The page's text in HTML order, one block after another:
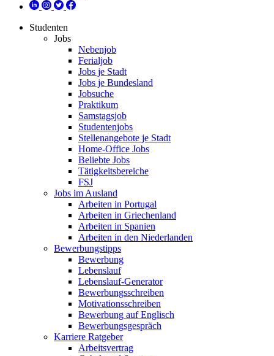
Studenten
Jobs
Nebenjob
Ferialjob
Jobs je Stadt
Jobs je Bundesland
Jobsuche
Praktikum
Samstagsjob
Studentenjobs
Stellenangebote je Stadt
Home-Office Jobs
Beliebte Jobs
Tätigkeitsbereiche
FSJ
Jobs im Ausland
Arbeiten in Portugal
Arbeiten in Griechenland
Arbeiten in Spanien
Arbeiten in den Niederlanden
Bewerbungstipps
Bewerbung
Lebenslauf
Lebenslauf-Generator
Bewerbungsschreiben
Motivationsschreiben
Bewerbung auf Englisch
Bewerbungsgespräch
Karriere Ratgeber
Arbeitsvertrag